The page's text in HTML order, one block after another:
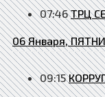
07:46 ТРЦ
06 Января,
09:15